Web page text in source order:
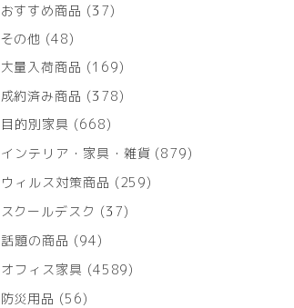
商
の
商
おすすめ商品 3737
商
その他 4848
の
商
大量入荷商品 169169
の
成約済み商品 378378
商
目的別家具 668668
の
商
インテリア・家具・雑貨 879879
ウィルス対策商品 259259
スクールデスク 3737
商
話題の商品 9494
の
オフィス家具 45894589
防災用品 5656